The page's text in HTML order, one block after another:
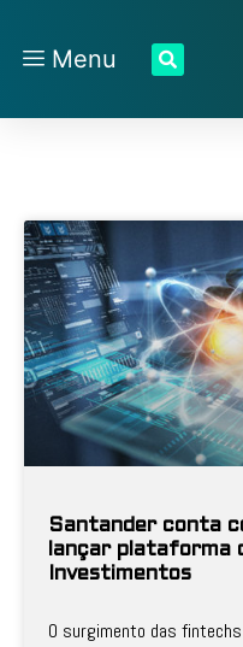
Menu
Santander conta
lançar plataforma
Investimentos
O surgimento das